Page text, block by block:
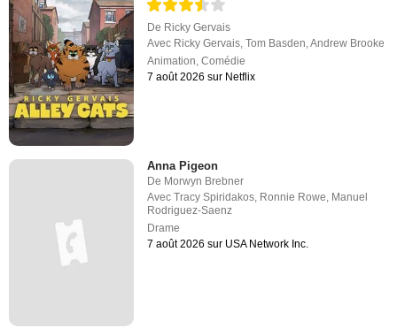
De Ricky Gervais
Avec Ricky Gervais,Tom Basden,Andrew Brooke
Animation,Comédie
7 août 2026 sur Netflix
Anna Pigeon
De Morwyn Brebner
AvecTracy Spiridakos, Ronnie Rowe, Manuel
Rodriguez-Saenz
Drame
7 août 2026 sur USA Network Inc.